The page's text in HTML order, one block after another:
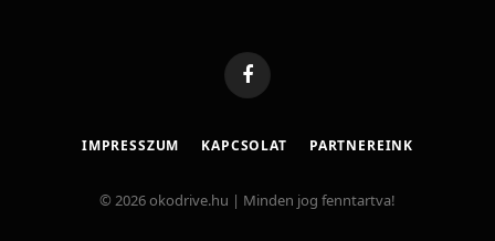
Facebook
IMPRESSZUM KAPCSOLAT PARTNEREINK
© 2026 okodrive.hu | Minden jog fenntartva!